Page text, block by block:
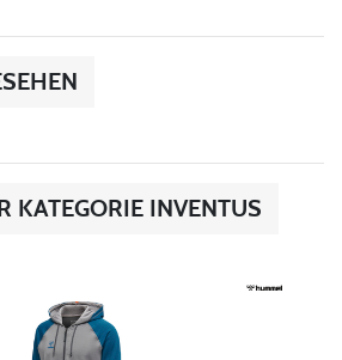
KATEGORIE INVENTUS